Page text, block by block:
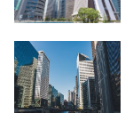
height=450,
menubar=no,
toolbar=no,